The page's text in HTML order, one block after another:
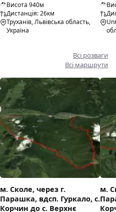
Висота 940м
Дистанція: 26км
Труханів, Львівська область,
Україна
Всі розваги
Всі маршрути
м. Сколе, через г.
Парашка, вдсп. Гуркало, с.
Корчин до с. Верхнє
м.